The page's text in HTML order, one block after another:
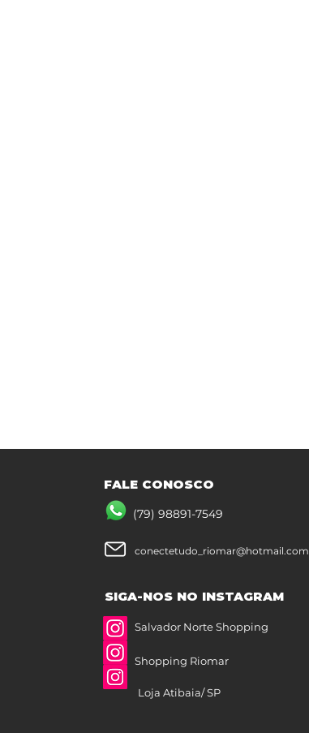
FALE CONOSCO
(79) 98891-7549
conectetudo_riomar@hotmail.com
SIGA-NOS NO INSTAGRAM
Salvador Norte Shopping
Shopping Riomar
Loja Atibaia/ SP